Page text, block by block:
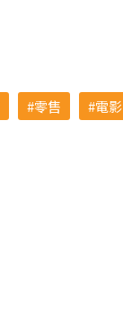
零售 電影